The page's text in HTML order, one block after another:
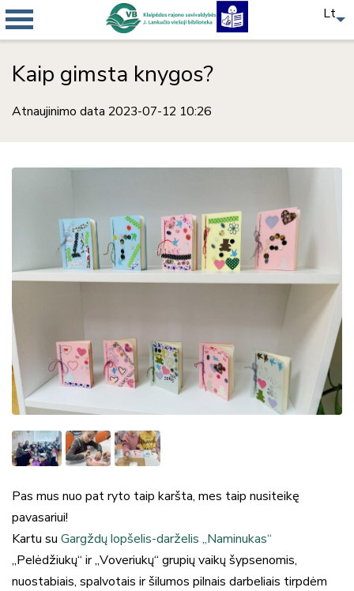
Kaip gimsta knygos?
Atnaujinimo data 2023-07-12 10:26
Pas mus nuo pat ryto taip karšta, mes taip nusiteikę
pavasariui!
Kartu su Gargždų lopšelis-darželis „Naminukas“
„Pelėdžiukų“ ir „Voveriukų“ grupių vaikų šypsenomis,
nuostabiais, spalvotais ir šilumos pilnais darbeliais tirpdėm
Lt